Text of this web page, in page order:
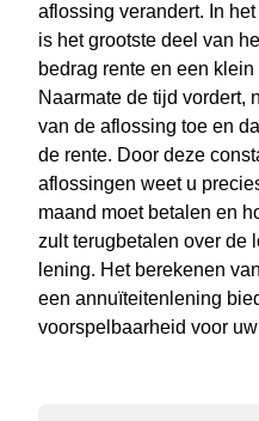
aflossing verandert. In
is het grootste deel van
bedrag rente en een
Naarmate de tijd vordert,
van de aflossing toe en
de rente. Door deze
aflossingen weet u
maand moet betalen en
zult terugbetalen over de
lening. Het berekenen
een annuïteitenlening
voorspelbaarheid voor